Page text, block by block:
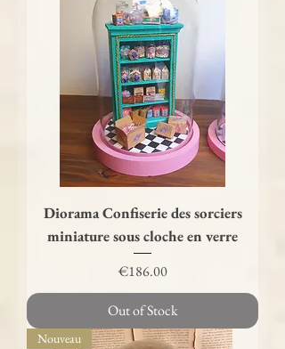
Diorama Confiserie des sorciers
miniature sous cloche en verre
Price
€186.00
Out of Stock
Nouveau